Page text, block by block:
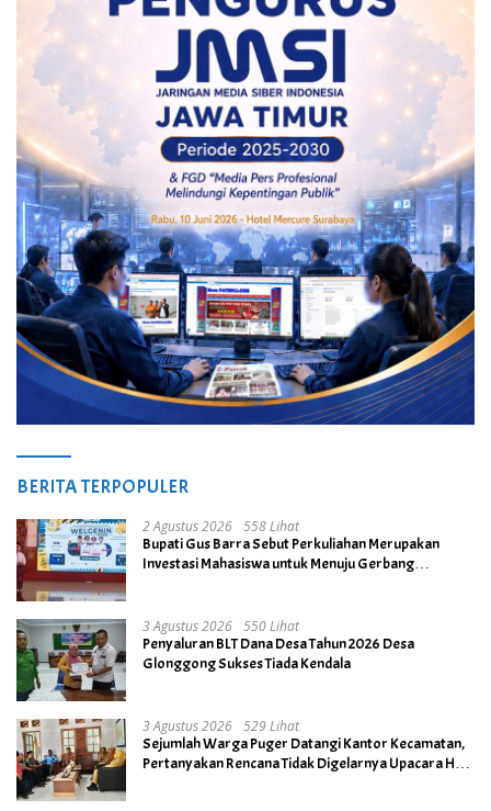
BERITA TERPOPULER
2 Agustus 2026 558 Lihat
Bupati Gus Barra Sebut Perkuliahan Merupakan
Investasi Mahasiswa untuk Menuju Gerbang
3 Agustus 2026 550 Lihat
Penyaluran BLT Dana Desa Tahun 2026 Desa
Glonggong Sukses Tiada Kendala
3 Agustus 2026 529 Lihat
Sejumlah Warga Puger Datangi Kantor Kecamatan,
Pertanyakan Rencana Tidak Digelarnya Upacara HUT